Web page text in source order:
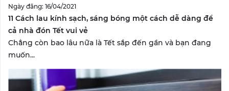
Ngày đăng: 16/04/2021
11 Cách lau kính sạch, sáng bóng một cách dễ dàng để
cả nhà đón Tết vui vẻ
Chẳng còn bao lâu nữa là Tết sắp đến gần và bạn đang
muốn...